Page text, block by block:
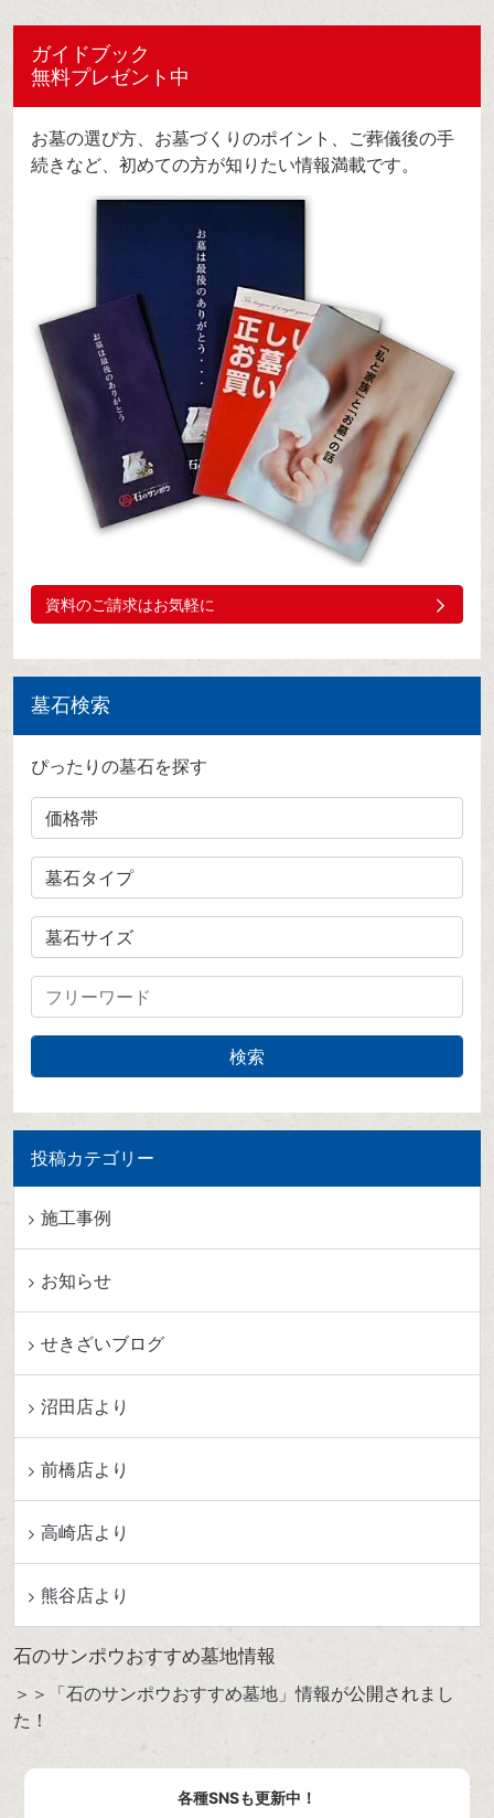
ガイドブック
無料プレゼント中
お墓の選び方、お墓づくりのポイント、ご葬儀後の手
続きなど、初めての方が知りたい情報満載です。
資料のご請求はお気軽に
墓石検索
ぴったりの墓石を探す
投稿カテゴリー
施工事例
お知らせ
せきざいブログ
沼田店より
前橋店より
高崎店より
熊谷店より
石のサンポウおすすめ墓地情報
＞＞「石のサンポウおすすめ墓地」情報が公開されまし
た！
各種SNSも更新中！